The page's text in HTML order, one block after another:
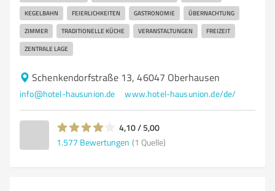
KEGELBAHN FEIERLICHKEITEN GASTRONOMIE ÜBERNACHTUNG
ZIMMER TRADITIONELLE KÜCHE VERANSTALTUNGEN FREIZEIT
ZENTRALE LAGE
Schenkendorfstraße 13, 46047 Oberhausen
info@hotel-hausunion.de www.hotel-hausunion.de/de/
4,10 / 5,00
1.577 Bewertungen (1 Quelle)